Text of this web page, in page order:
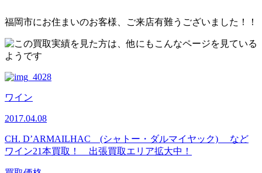
福岡市にお住まいのお客様、ご来店有難うございました！！
ワイン
2017.04.08
CH. D’ARMAILHAC (シャトー・ダルマイヤック) など
ワイン21本買取！ 出張買取エリア拡大中！